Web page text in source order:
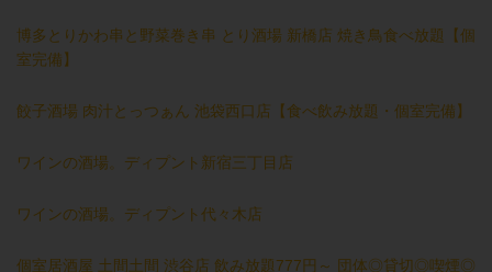
博多とりかわ串と野菜巻き串 とり酒場 新橋店 焼き鳥食べ放題【個
室完備】
餃子酒場 肉汁とっつぁん 池袋西口店【食べ飲み放題・個室完備】
ワインの酒場。ディプント新宿三丁目店
ワインの酒場。ディプント代々木店
個室居酒屋 土間土間 渋谷店 飲み放題777円～ 団体◎貸切◎喫煙◎